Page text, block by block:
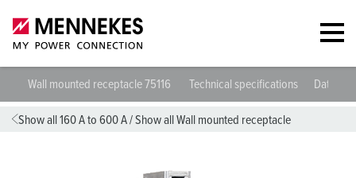
Wall mounted receptacle 75116 Technical specifications
Show all 160 A to 600 A/Show all Wall mounted receptacle